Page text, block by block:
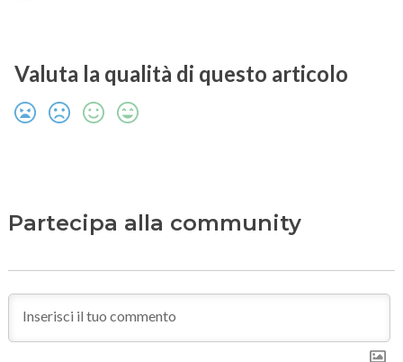
Valuta la qualità di questo articolo
Partecipa alla community